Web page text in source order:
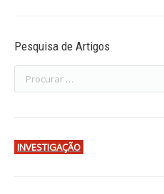
Pesquisa de Artigos
INVESTIGAÇÃO